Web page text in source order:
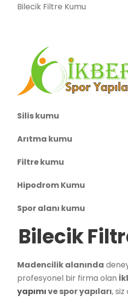
Bilecik Filtre Kumu
Silis kumu
Arıtma kumu
Filtre kumu
Hipodrom Kumu
Spor alanı kumu
Bilecik
Madencilik alanında
profesyonel bir firma olan
yapımıve spor yapıları,